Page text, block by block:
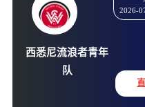
西悉尼流浪者青年